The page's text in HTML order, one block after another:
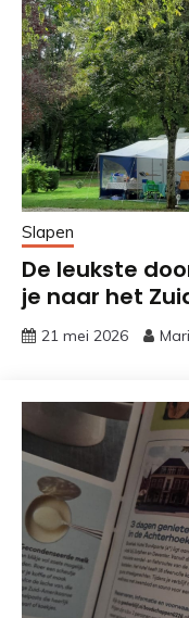
Slapen
De leukste
je naar het
21 mei 2026